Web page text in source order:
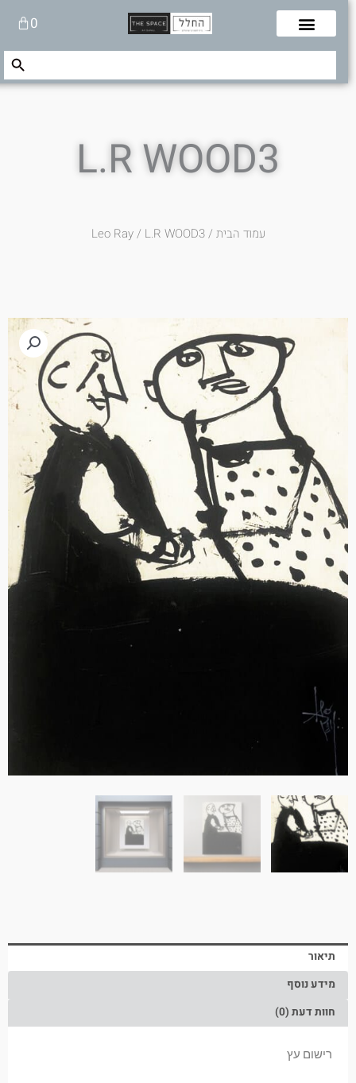
0עגלת
קניות
Search
Search Button
L.R WOOD3
עמוד הבית/
Leo Ray/ L.R WOOD3
תיאור
מידע נוסף
חוות דעת (0)
רישום עץ